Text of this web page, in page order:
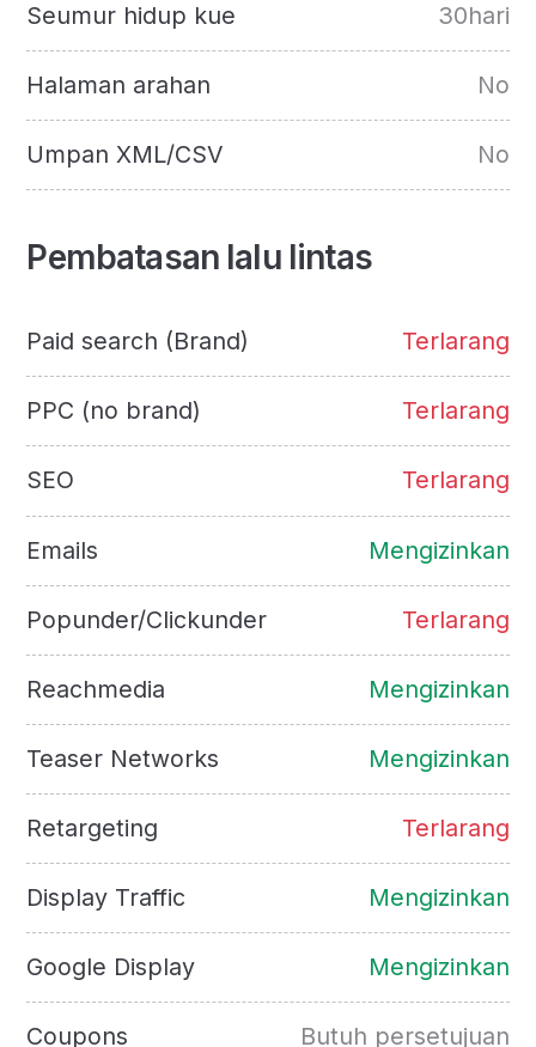
Seumur hidup kue 30hari
Halaman arahan No
Umpan XML/CSV No
Pembatasan lalu lintas
Paid search (Brand) Terlarang
PPC (no brand) Terlarang
SEO Terlarang
Emails Mengizinkan
Popunder/Clickunder Terlarang
Reachmedia Mengizinkan
Teaser Networks Mengizinkan
Retargeting Terlarang
Display Traffic Mengizinkan
Google Display Mengizinkan
Coupons Butuh persetujuan